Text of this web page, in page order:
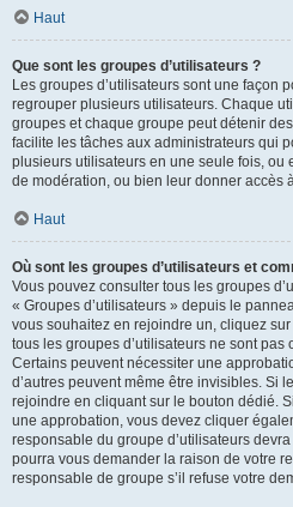
Haut
Que sont les groupes d’utilisateurs ?
Les groupes d’utilisateurs sont une façon
regrouper plusieurs utilisateurs. Chaque
groupes et chaque groupe peut détenir
facilite les tâches aux administrateurs qui
plusieurs utilisateurs en une seule fois, ou
de modération, ou bien leur donner accès
Haut
Où sont les groupes d’utilisateurs et
Vous pouvez consulter tous les groupes
« Groupes d’utilisateurs » depuis le
vous souhaitez en rejoindre un, cliquez
tous les groupes d’utilisateurs ne sont
Certains peuvent nécessiter une
d’autres peuvent même être invisibles. Si
rejoindre en cliquant sur le bouton dédié.
une approbation, vous devez cliquer
responsable du groupe d’utilisateurs
pourra vous demander la raison de votre
responsable de groupe s’il refuse votre